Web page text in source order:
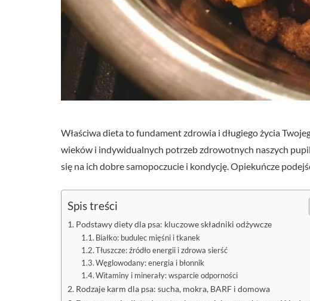
Właściwa dieta to fundament zdrowia i długiego życia
wieków i indywidualnych potrzeb zdrowotnych naszych
się na ich dobre samopoczucie i kondycję. Opiekuńcze
Spis treści
Podstawy diety dla psa: kluczowe składniki odżywcze
Białko: budulec mięśni i tkanek
Tłuszcze: źródło energii i zdrowa sierść
Węglowodany: energia i błonnik
Witaminy i minerały: wsparcie odporności
Rodzaje karm dla psa: sucha, mokra, BARF i domowa